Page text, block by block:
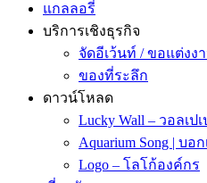
แกลลอรี่
บริการเชิงธุรกิจ
จัดอีเว้นท์ / ขอแต่งง
ของที่ระลึก
ดาวน์โหลด
Lucky Wall – วอลเป
Aquarium Song | บอ
Logo – โลโก้องค์กร